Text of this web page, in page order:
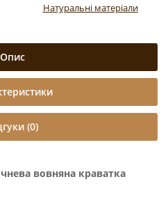
Натуральні матеріали
Опис
(0)
вовняна краватка